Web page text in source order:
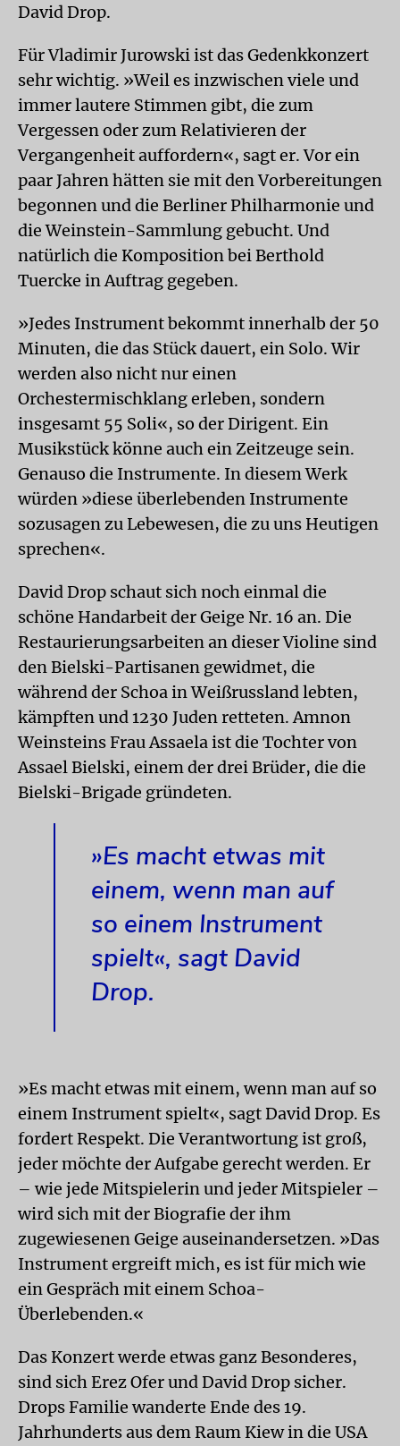
David Drop.
Für Vladimir Jurowski ist das Gedenkkonzert
sehr wichtig. »Weil es inzwischen viele und
immer lautere Stimmen gibt, die zum
Vergessen oder zum Relativieren der
Vergangenheit auffordern«, sagt er. Vor ein
paar Jahren hätten sie mit den Vorbereitungen
begonnen und die Berliner Philharmonie und
die Weinstein-Sammlung gebucht. Und
natürlich die Komposition bei Berthold
Tuercke in Auftrag gegeben.
»Jedes Instrument bekommt innerhalb der 50
Minuten, die das Stück dauert, ein Solo. Wir
werden also nicht nur einen
Orchestermischklang erleben, sondern
insgesamt 55 Soli«, so der Dirigent. Ein
Musikstück könne auch ein Zeitzeuge sein.
Genauso die Instrumente. In diesem Werk
würden »diese überlebenden Instrumente
sozusagen zu Lebewesen, die zu uns Heutigen
sprechen«.
David Drop schaut sich noch einmal die
schöne Handarbeit der Geige Nr. 16 an. Die
Restaurierungsarbeiten an dieser Violine sind
den Bielski-Partisanen gewidmet, die
während der Schoa in Weißrussland lebten,
kämpften und 1230 Juden retteten. Amnon
Weinsteins Frau Assaela ist die Tochter von
Assael Bielski, einem der drei Brüder, die die
Bielski-Brigade gründeten.
»Es macht etwas mit
einem, wenn man auf
so einem Instrument
spielt«, sagt David
Drop.
»Es macht etwas mit einem, wenn man auf so
einem Instrument spielt«, sagt David Drop. Es
fordert Respekt. Die Verantwortung ist groß,
jeder möchte der Aufgabe gerecht werden. Er
– wie jede Mitspielerin und jeder Mitspieler –
wird sich mit der Biografie der ihm
zugewiesenen Geige auseinandersetzen. »Das
Instrument ergreift mich, es ist für mich wie
ein Gespräch mit einem Schoa-
Überlebenden.«
Das Konzert werde etwas ganz Besonderes,
sind sich Erez Ofer und David Drop sicher.
Drops Familie wanderte Ende des 19.
Jahrhunderts aus dem Raum Kiew in die USA